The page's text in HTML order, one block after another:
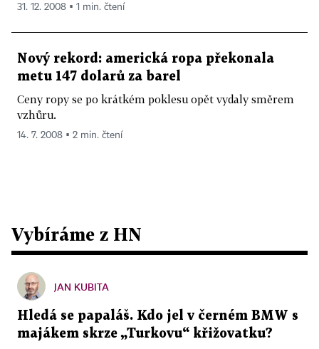
31. 12. 2008 ▪ 1 min. čtení
Nový rekord: americká ropa překonala
metu 147 dolarů za barel
Ceny ropy se po krátkém poklesu opět vydaly směrem
vzhůru.
14. 7. 2008 ▪ 2 min. čtení
Vybíráme z HN
JAN KUBITA
Hledá se papaláš. Kdo jel v černém BMW s
majákem skrze „Turkovu“ křižovatku?